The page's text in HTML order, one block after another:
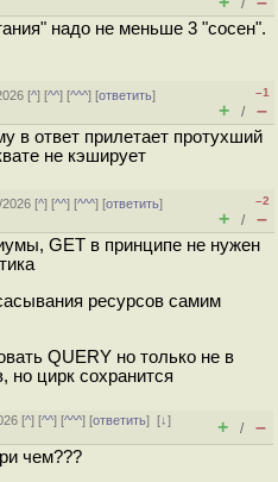
/
надо не меньше 3 "сосен".
[^] [^^] [^^^] [ответить]
–1
+ / –
в ответ прилетает протухший
не кэширует
[^] [^^] [^^^] [ответить]
–2
+ / –
GET в принципе не нужен
ресурсов самим
QUERY но только не в
но цирк сохранится
[^] [^^] [^^^] [ответить][↓]
+ / –
чем???